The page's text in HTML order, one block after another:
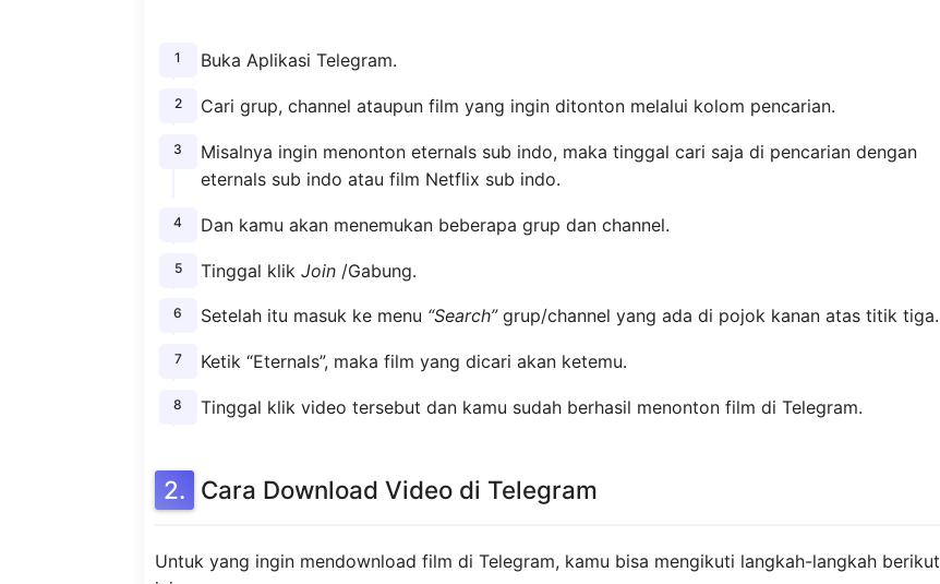
Buka Aplikasi Telegram.
Cari grup, channel ataupun film yang ingin ditonton melalui kolom pencarian.
Misalnya ingin menonton eternals sub indo, maka tinggal cari saja di pencarian dengan
eternals sub indo atau film Netflix sub indo.
Dan kamu akan menemukan beberapa grup dan channel.
Tinggal klik Join/Gabung.
Setelah itu masuk ke menu “Search”grup/channel yang ada di pojok kanan atas titik tiga.
Ketik “Eternals”, maka film yang dicari akan ketemu.
Tinggal klik video tersebut dan kamu sudah berhasil menonton film di Telegram.
Cara Download Video di Telegram
Untuk yang ingin mendownload film di Telegram, kamu bisa mengikuti langkah-langkah berikut